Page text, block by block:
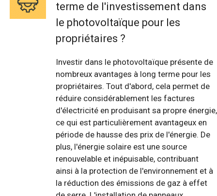
terme de l'investissement dans
le photovoltaïque pour les
propriétaires ?
Investir dans le photovoltaïque présente de
nombreux avantages à long terme pour les
propriétaires. Tout d'abord, cela permet de
réduire considérablement les factures
d'électricité en produisant sa propre énergie,
ce qui est particulièrement avantageux en
période de hausse des prix de l'énergie. De
plus, l'énergie solaire est une source
renouvelable et inépuisable, contribuant
ainsi à la protection de l'environnement et à
la réduction des émissions de gaz à effet